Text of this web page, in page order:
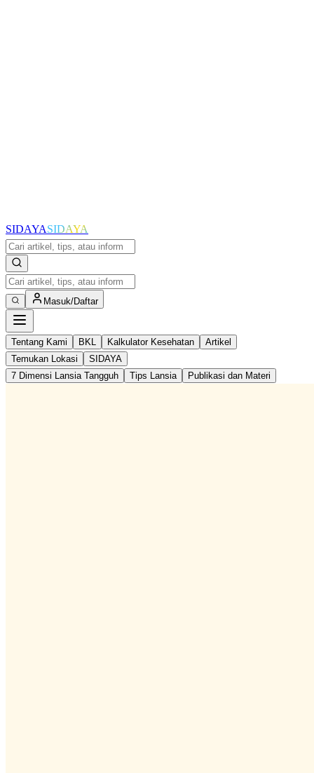
SIDAYASIDAYA
Masuk/Daftar
Tentang Kami BKL Kalkulator Kesehatan
Artikel
Temukan Lokasi
SIDAYA
7 Dimensi Lansia Tangguh
Tips Lansia Publikasi dan Materi